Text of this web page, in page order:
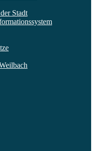
Stadt